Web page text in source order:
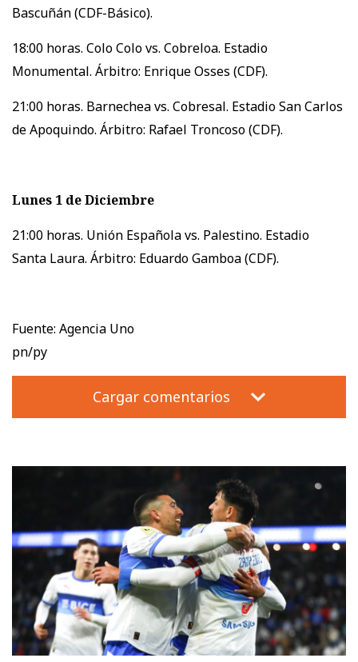
Bascuñán (CDF-Básico).
18:00 horas. Colo Colo vs. Cobreloa. Estadio
Monumental. Árbitro: Enrique Osses (CDF).
21:00 horas. Barnechea vs. Cobresal. Estadio San Carlos
de Apoquindo. Árbitro: Rafael Troncoso (CDF).
Lunes 1 de Diciembre
21:00 horas. Unión Española vs. Palestino. Estadio
Santa Laura. Árbitro: Eduardo Gamboa (CDF).
Fuente: Agencia Uno
pn/py
Cargar comentarios